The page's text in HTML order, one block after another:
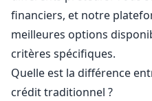
financiers, et notre
meilleures options
critères spécifiques.
Quelle est la différence
crédit traditionnel ?